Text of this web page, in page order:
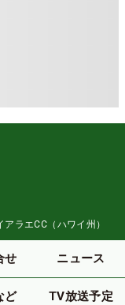
アラエCC（ハワイ州）
せ ニュース
ど TV放送予定